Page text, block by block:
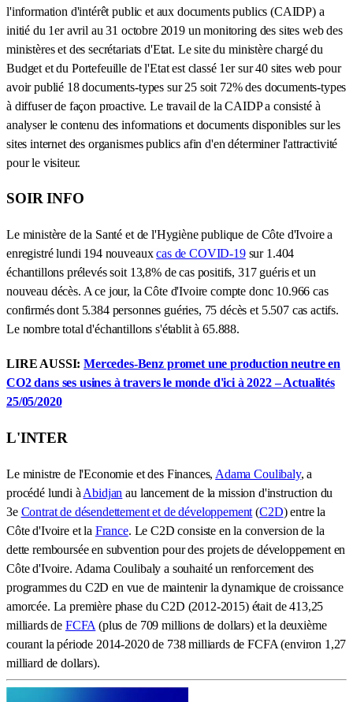
l'information d'intérêt public et aux documents publics (CAIDP) a
initié du 1er avril au 31 octobre 2019 un monitoring des sites web des
ministères et des secrétariats d'Etat. Le site du ministère chargé du
Budget et du Portefeuille de l'Etat est classé 1er sur 40 sites web pour
avoir publié 18 documents-types sur 25 soit 72% des documents-types
à diffuser de façon proactive. Le travail de la CAIDP a consisté à
analyser le contenu des informations et documents disponibles sur les
sites internet des organismes publics afin d'en déterminer l'attractivité
pour le visiteur.
SOIR INFO
Le ministère de la Santé et de l'Hygiène publique de Côte d'Ivoire a
enregistré lundi 194 nouveauxcas de COVID-19sur 1.404
échantillons prélevés soit 13,8% de cas positifs, 317 guéris et un
nouveau décès. A ce jour, la Côte d'Ivoire compte donc 10.966 cas
confirmés dont 5.384 personnes guéries, 75 décès et 5.507 cas actifs.
Le nombre total d'échantillons s'établit à 65.888.
LIRE AUSSI:Mercedes-Benz promet une production neutre en
CO2 dans ses usines à travers le monde d'ici à 2022 – Actualités
25/05/2020
L'INTER
Le ministre de l'Economie et des Finances, Adama Coulibaly, a
procédé lundi à Abidjan au lancement de la mission d'instruction du
3e Contrat de désendettement et de développement (C2D) entre la
Côte d'Ivoire et la France. Le C2D consiste en la conversion de la
dette remboursée en subvention pour des projets de développement en
Côte d'Ivoire. Adama Coulibaly a souhaité un renforcement des
programmes du C2D en vue de maintenir la dynamique de croissance
amorcée. La première phase du C2D (2012-2015) était de 413,25
milliards de FCFA (plus de 709 millions de dollars) et la deuxième
courant la période 2014-2020 de 738 milliards de FCFA (environ 1,27
milliard de dollars).